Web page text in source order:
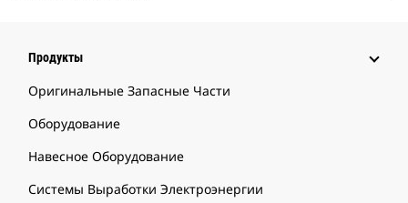
Продукты
Оригинальные Запасные Части
Оборудование
Навесное Оборудование
Системы Выработки Электроэнергии